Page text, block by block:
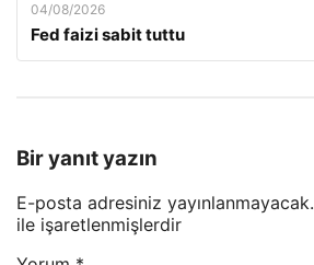
04/08/2026
Fed faizi sabit tuttu
Bir yanıt yazın
E-posta adresiniz yayınlanmayacak.
ile işaretlenmişlerdir